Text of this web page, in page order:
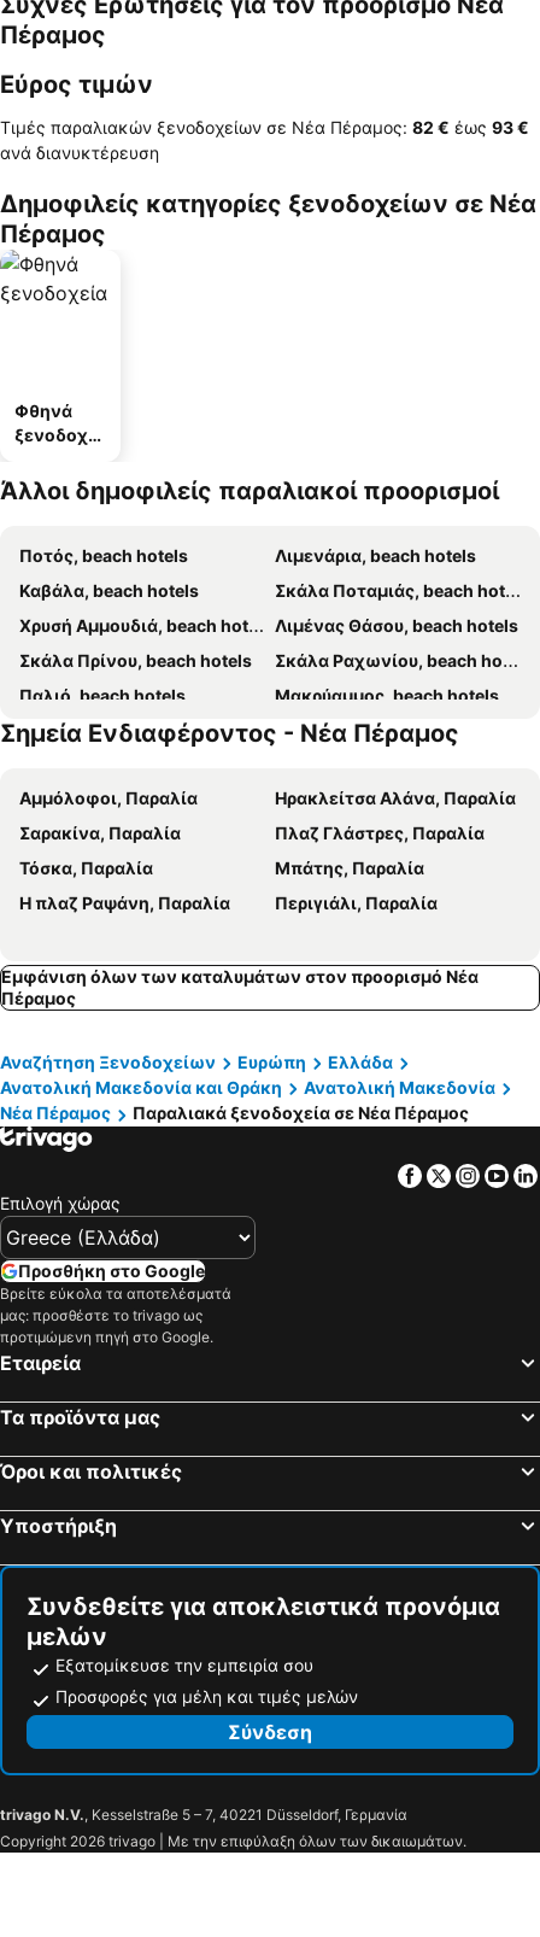
Πέραμος
Εύρος τιμών
Τιμές παραλιακών ξενοδοχείων σε Νέα Πέραμος: ‎82 € έως ‎93 €
ανά διανυκτέρευση
Δημοφιλείς κατηγορίες ξενοδοχείων σε Νέα
Πέραμος
Φθηνά
ξενοδοχεί
Άλλοι δημοφιλείς παραλιακοί προορισμοί
Ποτός, beach hotels
Λιμενάρια, beach hotels
Καβάλα, beach hotels
Σκάλα Ποταμιάς, beach hotels
Χρυσή Αμμουδιά, beach hotels
Λιμένας Θάσου, beach hotels
Σκάλα Πρίνου, beach hotels
Σκάλα Ραχωνίου, beach hotels
Παλιό, beach hotels
Μακρύαμμος, beach hotels
Κοίνυρα, beach hotels
Κεραμωτή, beach hotels
Σκάλα Σωτήρος, beach hotels
Παραλία Οφρυνίου, beach hotels
Πευκάρι, beach hotels
Αστρίς, beach hotels
Παχύς, beach hotels
Νέα Καρβάλη, beach hotels
Σκάλα Καλλιράχης, beach hotels
Δοξάτο, beach hotels
Σημεία Ενδιαφέροντος - Νέα Πέραμος
Αμμόλοφοι, Παραλία
Ηρακλείτσα Αλάνα, Παραλία
Σαρακίνα, Παραλία
Πλαζ Γλάστρες, Παραλία
Τόσκα, Παραλία
Μπάτης, Παραλία
H πλαζ Ραψάνη, Παραλία
Περιγιάλι, Παραλία
Εμφάνιση όλων των καταλυμάτων στον προορισμό Νέα
Πέραμος
Αναζήτηση Ξενοδοχείων Ευρώπη
Ελλάδα
Ανατολική Μακεδονία και Θράκη
Ανατολική Μακεδονία
Νέα Πέραμος
Παραλιακά ξενοδοχεία σε Νέα Πέραμος
Facebook
Twitter
Επιλογή χώρας
Προσθήκη στο Google
Βρείτε εύκολα τα αποτελέσματά
μας: προσθέστε το trivago ως
προτιμώμενη πηγή στο Google.
Εταιρεία
Τα προϊόντα μας
Όροι και πολιτικές
Υποστήριξη
Συνδεθείτε για αποκλειστικά προνόμια
μελών
Εξατομίκευσε την εμπειρία σου
Προσφορές για μέλη και τιμές μελών
Σύνδεση
trivago N.V., Kesselstraße 5 – 7, 40221 Düsseldorf, Γερμανία
Copyright 2026 trivago | Με την επιφύλαξη όλων των δικαιωμάτων.